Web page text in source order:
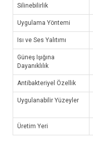
Silinebilirlik
Uygulama Yöntemi
Isı ve Ses Yalıtımı
Güneş Işığına
Dayanıklılık
Antibakteriyel Özellik
Uygulanabilir Yüzeyler
Üretim Yeri